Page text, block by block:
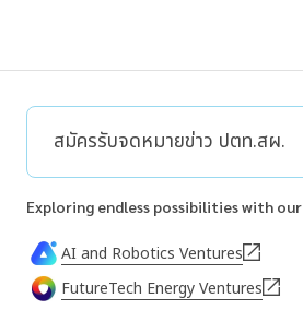
สมัครรับจดหมายข่าว ปตท.สผ.
Exploring endless possibilities with
AI and Robotics Ventures
FutureTech Energy Ventures